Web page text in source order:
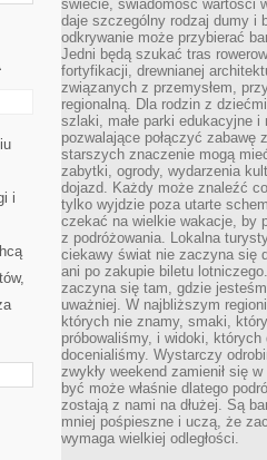
i
świecie, świadomość wartości
daje szczególny rodzaj dumy i
odkrywanie może przybierać
Jedni będą szukać tras
fortyfikacji, drewnianej
związanych z przemysłem,
regionalną. Dla rodzin z
szlaki, małe parki edukacyjne i
pozwalające połączyć zabawę
starszych znaczenie mogą
zabytki, ogrody, wydarzenia
dojazd. Każdy może znaleźć
tylko wyjdzie poza utarte
czekać na wielkie wakacje, by
z podróżowania. Lokalna
ciekawy świat nie zaczyna się
ani po zakupie biletu
zaczyna się tam, gdzie
uważniej. W najbliższym
których nie znamy, smaki,
próbowaliśmy, i widoki, których
docenialiśmy. Wystarczy
zwykły weekend zamienił się w
być może właśnie dlatego
zostają z nami na dłużej. Są
mniej pośpieszne i uczą, że
wymaga wielkiej odległości.